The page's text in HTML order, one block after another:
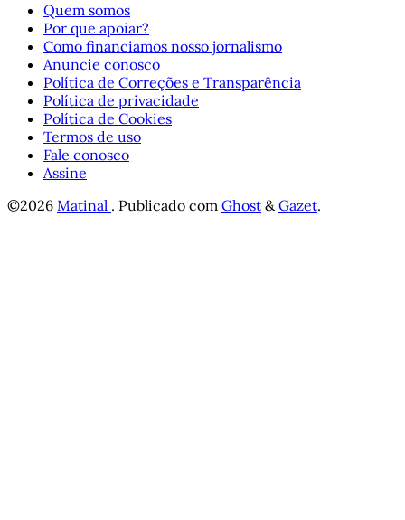
Quem somos
Por que apoiar?
Como financiamos nosso jornalismo
Anuncie conosco
Política de Correções e Transparência
Política de privacidade
Política de Cookies
Termos de uso
Fale conosco
Assine
©2026 Matinal . Publicado com Ghost &Gazet.